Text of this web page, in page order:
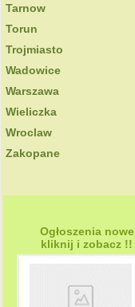
Tarnow
Torun
Trojmiasto
Wadowice
Warszawa
Wieliczka
Wroclaw
Zakopane
Ogłoszenia nowe
kliknij i zobacz !!